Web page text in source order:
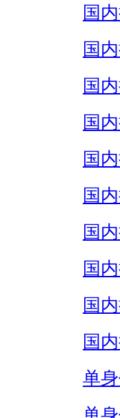
国
国
国
国
国
国
国
国
国
国
单